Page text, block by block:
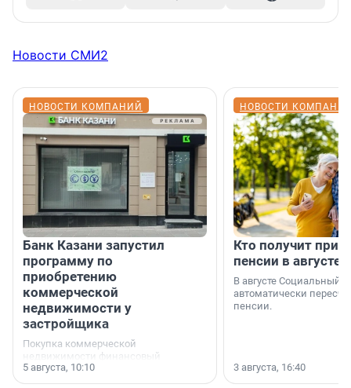
Новости СМИ2
НОВОСТИ КОМПАНИЙ
Банк Казани запустил
программу по
приобретению
коммерческой
недвижимости у
застройщика
Покупка коммерческой
недвижимости финансовый
инструмент, доступный для многих
предпринимателей. Будь то новый
5 августа, 10:10
НОВОСТИ
Кто получит
пенсии в августе
В августе Социальный
автоматически
пенсии.
3 августа, 16:40